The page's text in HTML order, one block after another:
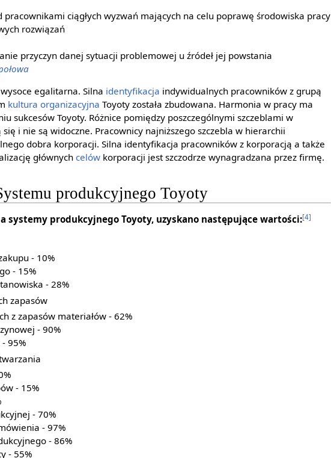
pracownikami ciągłych wyzwań mających na celu poprawę środowiska pracy
rozwiązań
przyczyn danej sytuacji problemowej u źródeł jej powstania
egalitarna. Silna identyfikacja indywidualnych pracowników z grupą
kultura organizacyjna Toyoty została zbudowana. Harmonia w pracy ma
sukcesów Toyoty. Różnice pomiędzy poszczególnymi szczeblami w
i nie są widoczne. Pracownicy najniższego szczebla w hierarchii
dobra korporacji. Silna identyfikacja pracowników z korporacją a także
głównychcelów korporacji jest szczodrze wynagradzana przez firmę.
produkcyjnego Toyoty
systemy produkcyjnego Toyoty, uzyskano następujące wartości:[4]
- 10%
- 15%
- 28%
zapasów
z zapasów materiałów - 62%
- 90%
95%
- 15%
- 70%
- 97%
- 86%
- 55%